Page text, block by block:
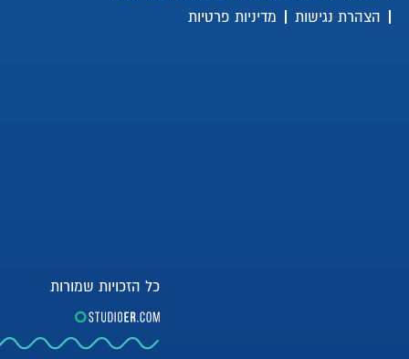
כאבי מפרקים וכאבי ברכיים –
מתי הגיע הזמן לראות רופא
הצהרת נגישות
מדיניות פרטיות
כל הזכויות שמורות